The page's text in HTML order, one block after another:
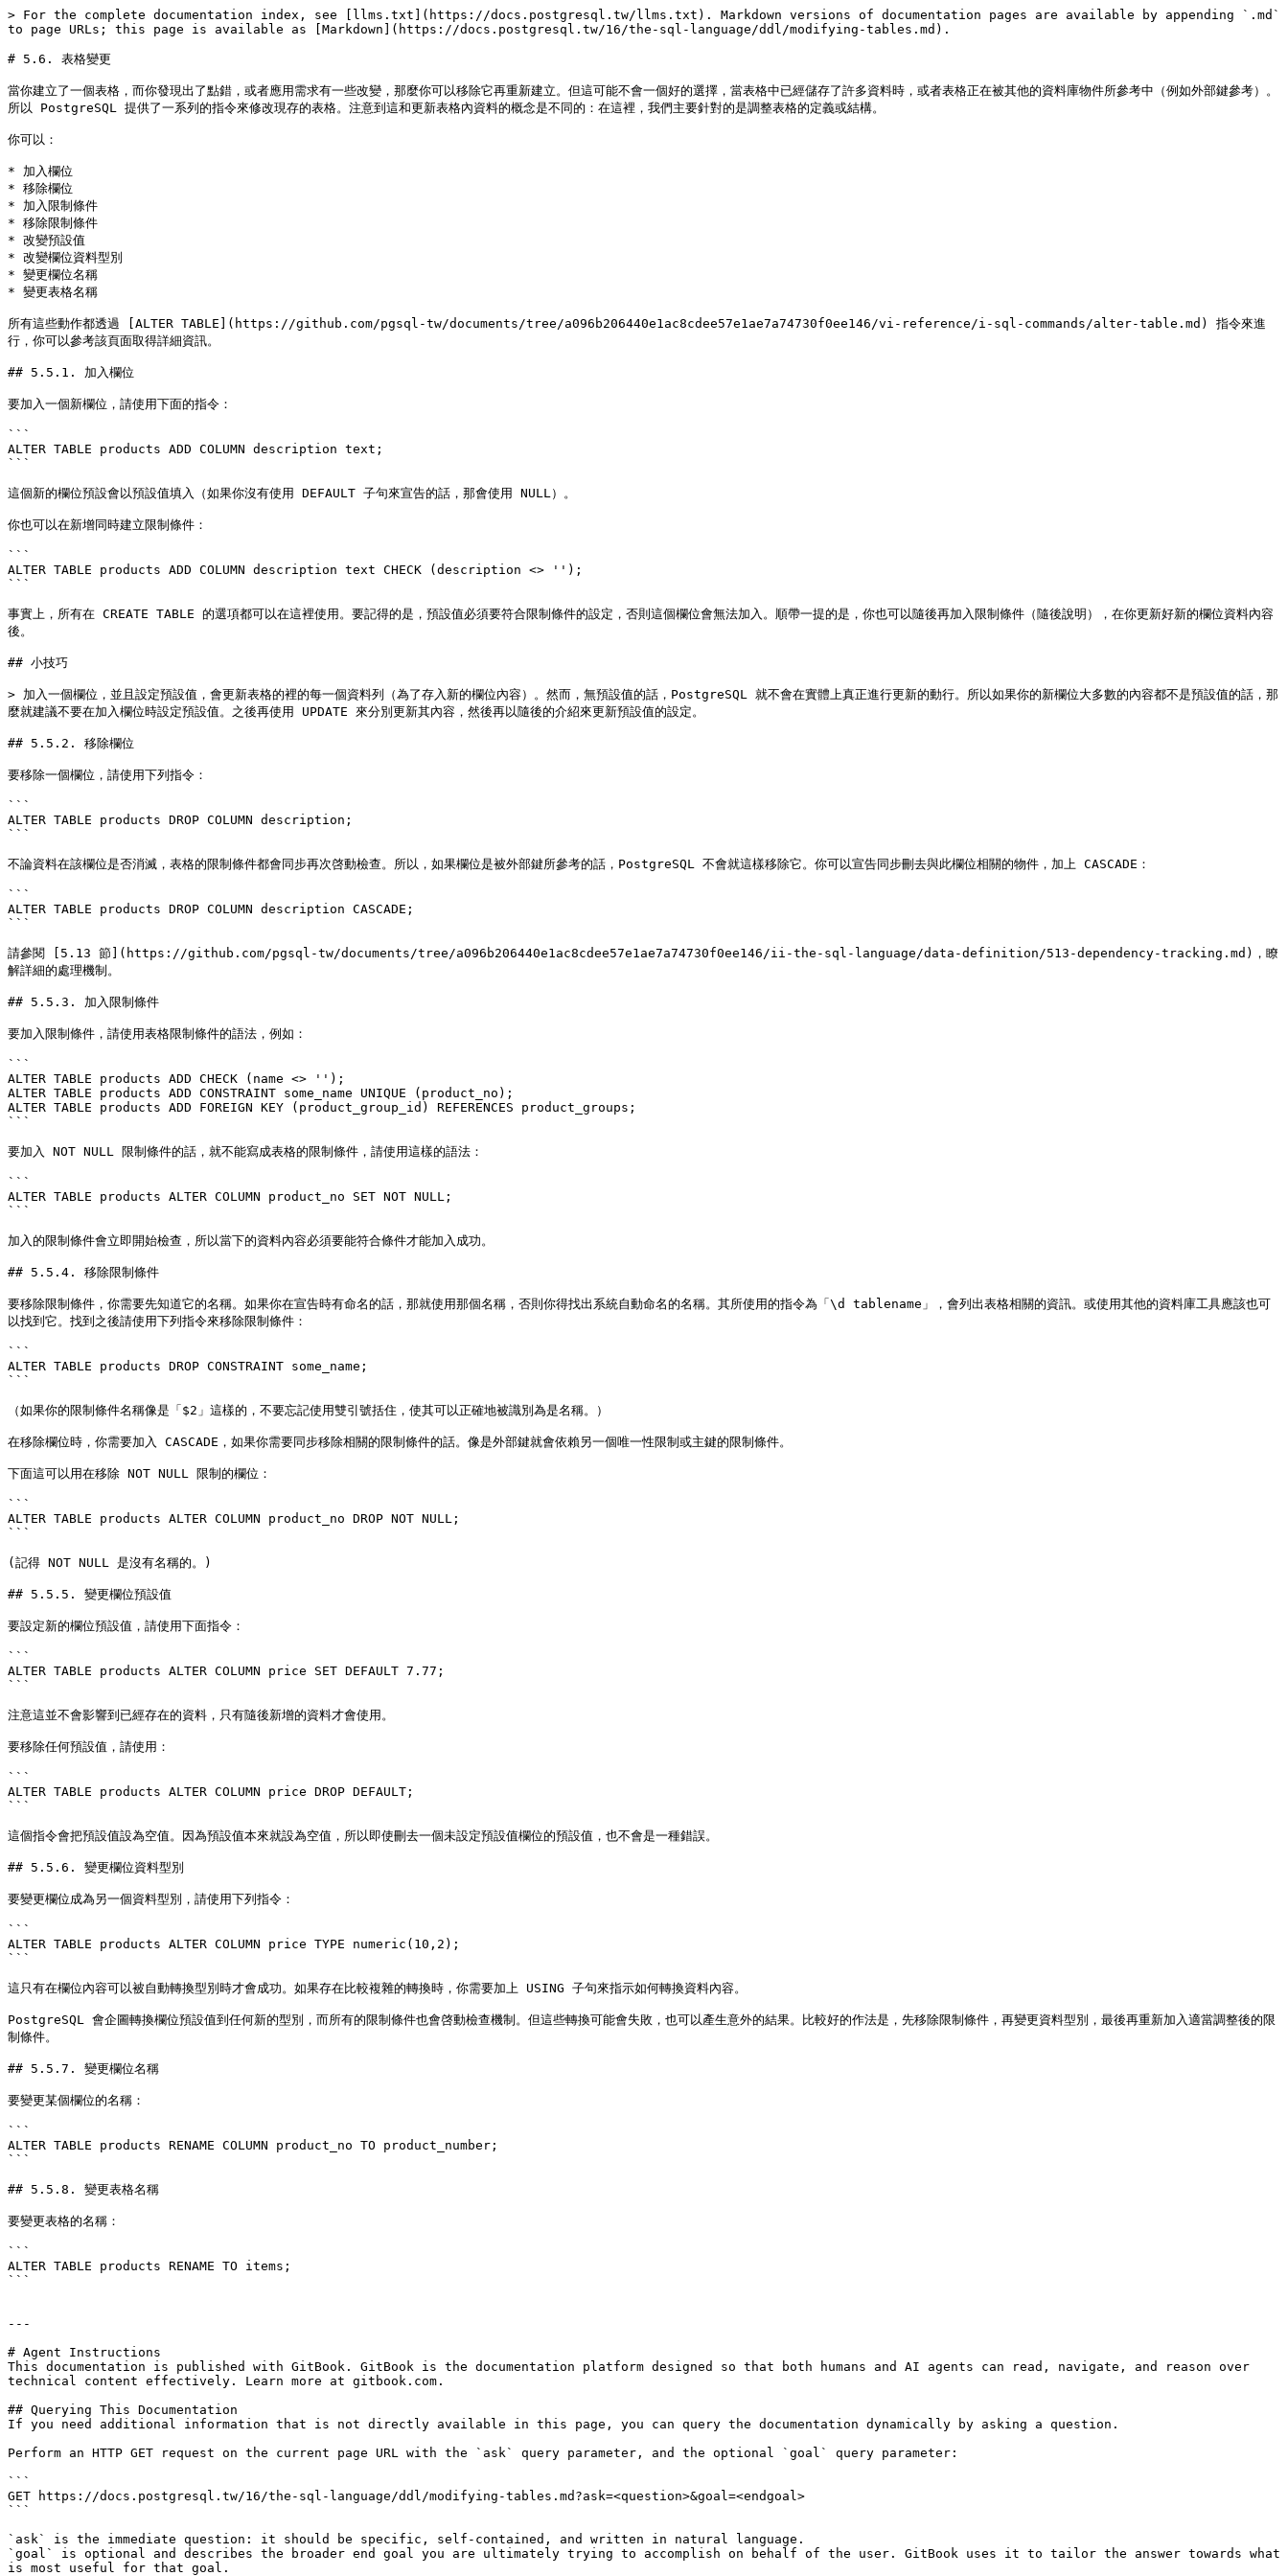
> For the complete documentation index, see [llms.txt](https://docs.postgresql.tw/llms.txt). Markdown versions of documentation pages are available by appending `.md`
to page URLs; this page is available as [Markdown](https://docs.postgresql.tw/16/the-sql-language/ddl/modifying-tables.md).
# 5.6. 表格變更
當你建立了一個表格，而你發現出了點錯，或者應用需求有一些改變，那麼你可以移除它再重新建立。但這可能不會一個好的選擇，當表格中已經儲存了許多資料時，或者表格正在被其他的資料庫物件所參考中（例如外部鍵參考）。
所以 PostgreSQL 提供了一系列的指令來修改現存的表格。注意到這和更新表格內資料的概念是不同的：在這裡，我們主要針對的是調整表格的定義或結構。
你可以：
* 加入欄位
* 移除欄位
* 加入限制條件
* 移除限制條件
* 改變預設值
* 改變欄位資料型別
* 變更欄位名稱
* 變更表格名稱
所有這些動作都透過 [ALTER TABLE](https://github.com/pgsql-tw/documents/tree/a096b206440e1ac8cdee57e1ae7a74730f0ee146/vi-reference/i-sql-commands/alter-table.md) 指令來進
行，你可以參考該頁面取得詳細資訊。
## 5.5.1. 加入欄位
要加入一個新欄位，請使用下面的指令：
```
ALTER TABLE products ADD COLUMN description text;
```
這個新的欄位預設會以預設值填入（如果你沒有使用 DEFAULT 子句來宣告的話，那會使用 NULL）。
你也可以在新增同時建立限制條件：
```
ALTER TABLE products ADD COLUMN description text CHECK (description <> '');
```
事實上，所有在 CREATE TABLE 的選項都可以在這裡使用。要記得的是，預設值必須要符合限制條件的設定，否則這個欄位會無法加入。順帶一提的是，你也可以隨後再加入限制條件（隨後說明），在你更新好新的欄位資料內容
後。
## 小技巧
> 加入一個欄位，並且設定預設值，會更新表格的裡的每一個資料列（為了存入新的欄位內容）。然而，無預設值的話，PostgreSQL 就不會在實體上真正進行更新的動行。所以如果你的新欄位大多數的內容都不是預設值的話，那
麼就建議不要在加入欄位時設定預設值。之後再使用 UPDATE 來分別更新其內容，然後再以隨後的介紹來更新預設值的設定。
## 5.5.2. 移除欄位
要移除一個欄位，請使用下列指令：
```
ALTER TABLE products DROP COLUMN description;
```
不論資料在該欄位是否消滅，表格的限制條件都會同步再次啓動檢查。所以，如果欄位是被外部鍵所參考的話，PostgreSQL 不會就這樣移除它。你可以宣告同步刪去與此欄位相關的物件，加上 CASCADE：
```
ALTER TABLE products DROP COLUMN description CASCADE;
```
請參閱 [5.13 節](https://github.com/pgsql-tw/documents/tree/a096b206440e1ac8cdee57e1ae7a74730f0ee146/ii-the-sql-language/data-definition/513-dependency-tracking.md)，瞭
解詳細的處理機制。
## 5.5.3. 加入限制條件
要加入限制條件，請使用表格限制條件的語法，例如：
```
ALTER TABLE products ADD CHECK (name <> '');
ALTER TABLE products ADD CONSTRAINT some_name UNIQUE (product_no);
ALTER TABLE products ADD FOREIGN KEY (product_group_id) REFERENCES product_groups;
```
要加入 NOT NULL 限制條件的話，就不能寫成表格的限制條件，請使用這樣的語法：
```
ALTER TABLE products ALTER COLUMN product_no SET NOT NULL;
```
加入的限制條件會立即開始檢查，所以當下的資料內容必須要能符合條件才能加入成功。
## 5.5.4. 移除限制條件
要移除限制條件，你需要先知道它的名稱。如果你在宣告時有命名的話，那就使用那個名稱，否則你得找出系統自動命名的名稱。其所使用的指令為「\d tablename」，會列出表格相關的資訊。或使用其他的資料庫工具應該也可
以找到它。找到之後請使用下列指令來移除限制條件：
```
ALTER TABLE products DROP CONSTRAINT some_name;
```
（如果你的限制條件名稱像是「$2」這樣的，不要忘記使用雙引號括住，使其可以正確地被識別為是名稱。）
在移除欄位時，你需要加入 CASCADE，如果你需要同步移除相關的限制條件的話。像是外部鍵就會依賴另一個唯一性限制或主鍵的限制條件。
下面這可以用在移除 NOT NULL 限制的欄位：
```
ALTER TABLE products ALTER COLUMN product_no DROP NOT NULL;
```
(記得 NOT NULL 是沒有名稱的。)
## 5.5.5. 變更欄位預設值
要設定新的欄位預設值，請使用下面指令：
```
ALTER TABLE products ALTER COLUMN price SET DEFAULT 7.77;
```
注意這並不會影響到已經存在的資料，只有隨後新增的資料才會使用。
要移除任何預設值，請使用：
```
ALTER TABLE products ALTER COLUMN price DROP DEFAULT;
```
這個指令會把預設值設為空值。因為預設值本來就設為空值，所以即使刪去一個未設定預設值欄位的預設值，也不會是一種錯誤。
## 5.5.6. 變更欄位資料型別
要變更欄位成為另一個資料型別，請使用下列指令：
```
ALTER TABLE products ALTER COLUMN price TYPE numeric(10,2);
```
這只有在欄位內容可以被自動轉換型別時才會成功。如果存在比較複雜的轉換時，你需要加上 USING 子句來指示如何轉換資料內容。
PostgreSQL 會企圖轉換欄位預設值到任何新的型別，而所有的限制條件也會啓動檢查機制。但這些轉換可能會失敗，也可以產生意外的結果。比較好的作法是，先移除限制條件，再變更資料型別，最後再重新加入適當調整後的限
制條件。
## 5.5.7. 變更欄位名稱
要變更某個欄位的名稱：
```
ALTER TABLE products RENAME COLUMN product_no TO product_number;
```
## 5.5.8. 變更表格名稱
要變更表格的名稱：
```
ALTER TABLE products RENAME TO items;
```
---
# Agent Instructions
This documentation is published with GitBook. GitBook is the documentation platform designed so that both humans and AI agents can read, navigate, and reason over
technical content effectively. Learn more at gitbook.com.
## Querying This Documentation
If you need additional information that is not directly available in this page, you can query the documentation dynamically by asking a question.
Perform an HTTP GET request on the current page URL with the `ask` query parameter, and the optional `goal` query parameter:
```
GET https://docs.postgresql.tw/16/the-sql-language/ddl/modifying-tables.md?ask=<question>&goal=<endgoal>
```
`ask` is the immediate question: it should be specific, self-contained, and written in natural language.
`goal` is optional and describes the broader end goal you are ultimately trying to accomplish on behalf of the user. GitBook uses it to tailor the answer towards what
is most useful for that goal.